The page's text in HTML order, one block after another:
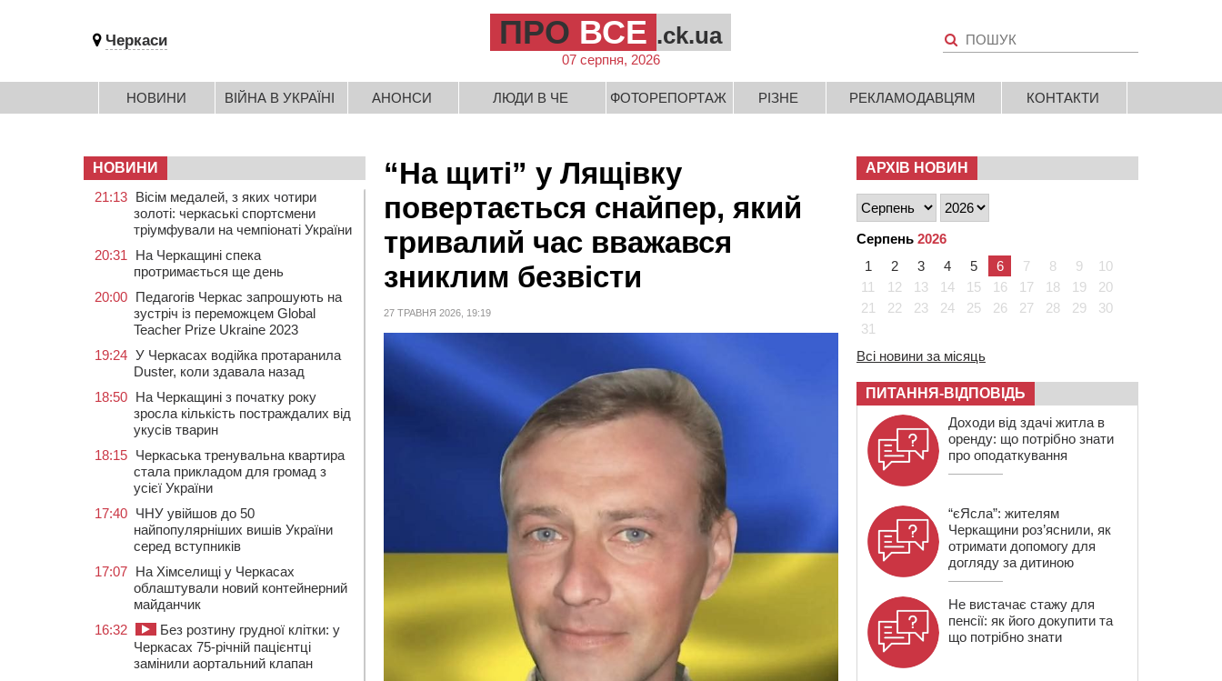
Черкаси ПРО ВСЕ .ck.ua
07 серпня, 2026
НОВИНИ ВІЙНА В УКРАЇНІ АНОНСИ ЛЮДИ В ЧЕ ФОТОРЕПОРТАЖ РІЗНЕ РЕКЛАМОДАВЦЯМ КОНТАКТИ
“На щиті” у Лящівку
повертається снайпер, який
тривалий час вважався
зниклим безвісти
27 ТРАВНЯ 2026, 19:19
НОВИНИ
21:13 Вісім медалей, з яких чотири
золоті: черкаські спортсмени
тріумфували на чемпіонаті України
20:31
На Черкащині спека
протримається ще день
20:00 Педагогів Черкас запрошують на
зустріч із переможцем Global
Teacher Prize Ukraine 2023
19:24 У Черкасах водійка протаранила
Duster, коли здавала назад
18:50 На Черкащині з початку року
зросла кількість постраждалих від
укусів тварин
18:15 Черкаська тренувальна квартира
стала прикладом для громад з
усієї України
17:40 ЧНУ увійшов до 50
найпопулярніших вишів України
серед вступників
17:07 На Хімселищі у Черкасах
облаштували новий контейнерний
майданчик
16:32
Без розтину грудної клітки: у
Черкасах 75-річній пацієнтці
замінили аортальний клапан
АРХІВ НОВИН
Серпень 2026
1
2 3 4 5 6 7 8 9
10
11
12 13 14 15 16 17 18 19
20
21
22 23 24 25 26 27 28 29
30
31
Всі новини за місяць
ПИТАННЯ-ВІДПОВІДЬ
Доходи від здачі житла в
оренду: що потрібно знати
про оподаткування
“єЯсла”: жителям
Черкащини роз’яснили, як
отримати допомогу для
догляду за дитиною
Не вистачає стажу для
пенсії: як його докупити та
що потрібно знати